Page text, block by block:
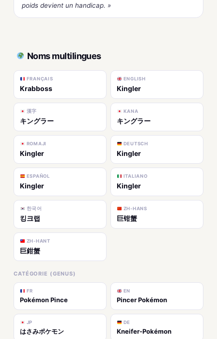
poids devient un handicap. »
Noms multilingues
FRANÇAIS
Krabboss
ENGLISH
Kingler
漢字
キングラー
KANA
キングラー
ROMAJI
Kingler
DEUTSCH
Kingler
ESPAÑOL
Kingler
ITALIANO
Kingler
한국어
킹크랩
ZH-HANS
巨钳蟹
ZH-HANT
巨鉗蟹
CATÉGORIE (GENUS)
FR
Pokémon Pince
EN
Pincer Pokémon
JP
はさみポケモン
DE
Kneifer-Pokémon